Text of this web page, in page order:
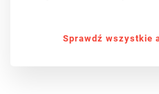
Sprawdź wszystkie